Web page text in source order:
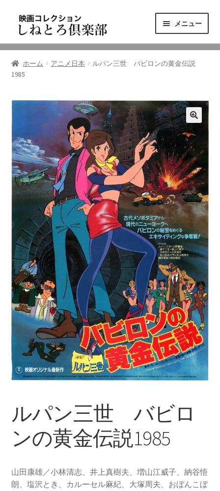
ゲ
シ
ョ
へ
ッ
プ
テ
ツ
へ
キ
メニュー
ニュース
映画コレクション
東三河の映画館
しねとろ倶楽部について
リンクの旅
ホーム アニメ日本
ルパン三世 バビロンの黄金伝説
1985
ルパン三世 バビロ
ンの黄金伝説1985
山田康雄／小林清志、井上真樹夫、増山江威子、納谷悟
朗、塩沢とき、カルーセル麻紀、大塚周夫、おぼんこぼ